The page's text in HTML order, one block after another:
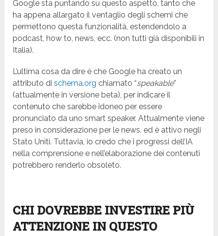
Google sta puntando su questo aspetto, tanto che
ha appena allargato il ventaglio degli schemi che
permettono questa funzionalità, estendendolo a
podcast, how to, news, ecc. (non tutti già disponibili in
Italia).
L’ultima cosa da dire è che Google ha creato un
attributo dischema.org chiamato “speakable”
(attualmente in versione beta), per indicare il
contenuto che sarebbe idoneo per essere
pronunciato da uno smart speaker. Attualmente viene
preso in considerazione per le news, ed è attivo negli
Stato Uniti. Tuttavia, io credo che i progressi dell’IA
nella comprensione e nell’elaborazione dei contenuti
potrebbero renderlo obsoleto.
CHI DOVREBBE INVESTIRE PIÙ
ATTENZIONE IN QUESTO